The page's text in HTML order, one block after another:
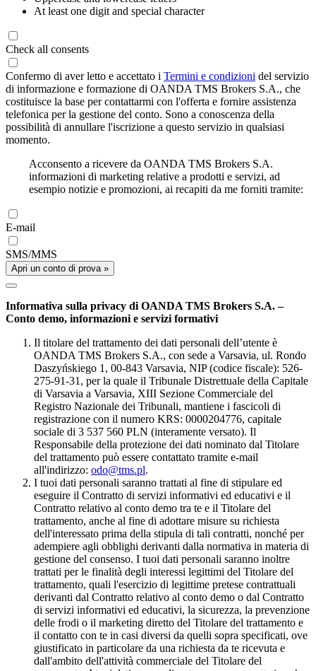
At least one digit and special character
Check all consents
Confermo di aver letto e accettato i Termini e condizioni del servizio
di informazione e formazione di OANDA TMS Brokers S.A., che
costituisce la base per contattarmi con l'offerta e fornire assistenza
telefonica per la gestione del conto. Sono a conoscenza della
possibilità di annullare l'iscrizione a questo servizio in qualsiasi
momento.
Acconsento a ricevere da OANDA TMS Brokers S.A.
informazioni di marketing relative a prodotti e servizi, ad
esempio notizie e promozioni, ai recapiti da me forniti tramite:
E-mail
SMS/MMS
Apri un conto di prova »
Informativa sulla privacy di OANDA TMS Brokers S.A. –
Conto demo, informazioni e servizi formativi
Il titolare del trattamento dei dati personali dell’utente è
OANDA TMS Brokers S.A., con sede a Varsavia, ul. Rondo
Daszyńskiego 1, 00-843 Varsavia, NIP (codice fiscale): 526-
275-91-31, per la quale il Tribunale Distrettuale della Capitale
di Varsavia a Varsavia, XIII Sezione Commerciale del
Registro Nazionale dei Tribunali, mantiene i fascicoli di
registrazione con il numero KRS: 0000204776, capitale
sociale di 3 537 560 PLN (interamente versato). Il
Responsabile della protezione dei dati nominato dal Titolare
del trattamento può essere contattato tramite e-mail
all'indirizzo: odo@tms.pl.
I tuoi dati personali saranno trattati al fine di stipulare ed
eseguire il Contratto di servizi informativi ed educativi e il
Contratto relativo al conto demo tra te e il Titolare del
trattamento, anche al fine di adottare misure su richiesta
dell'interessato prima della stipula di tali contratti, nonché per
adempiere agli obblighi derivanti dalla normativa in materia di
gestione del consenso. I tuoi dati personali saranno inoltre
trattati per le finalità degli interessi legittimi del Titolare del
trattamento, quali l'esercizio di legittime pretese contrattuali
derivanti dal Contratto relativo al conto demo o dal Contratto
di servizi informativi ed educativi, la sicurezza, la prevenzione
delle frodi o il marketing diretto del Titolare del trattamento e
il contatto con te in casi diversi da quelli sopra specificati, ove
giustificato in particolare da una richiesta da te ricevuta e
dall'ambito dell'attività commerciale del Titolare del